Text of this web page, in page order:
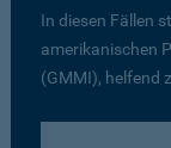
In diesen Fällen
amerikanischen
(GMMI), helfend